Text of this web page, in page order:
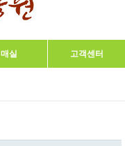
매실 고객센터